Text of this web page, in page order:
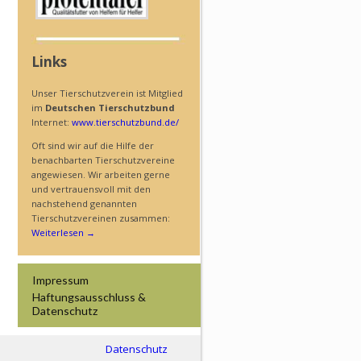
Links
Unser Tierschutzverein ist Mitglied
im Deutschen Tierschutzbund
Internet: www.tierschutzbund.de/
Oft sind wir auf die Hilfe der
benachbarten Tierschutzvereine
angewiesen. Wir arbeiten gerne
und vertrauensvoll mit den
nachstehend genannten
Tierschutzvereinen zusammen:
Weiterlesen →
Impressum
Haftungs­ausschluss &
Datenschutz
Datenschutz